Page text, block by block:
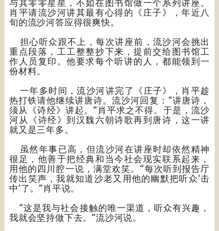
与其零零星星，不如在图书馆做一个系列讲座。
肖平请流沙河讲其最有心得的《庄子》，年近八
旬的流沙河答应得很爽快。
担心听众跟不上，每次讲座前，流沙河会挑出
重点段落，工工整整抄下来，提前交给图书馆工
作人员复印。他要求每个听讲的人，都能领到一
份材料。
一年多时间，流沙河讲完了《庄子》，肖平趁
热打铁请他继续讲唐诗。流沙河回复：“讲唐诗，
须从《诗经》讲起。”肖平求之不得。于是，流沙
河从《诗经》到汉魏六朝诗歌再到唐诗，这一讲
就又是三年多。
虽然年事已高，但流沙河在讲座时却依然精神
很足，他善于把经典和当今社会现实联系起来，
用他的四川腔一说，满堂欢笑。“每次听到报告厅
传出笑声，我就知道沙老又用他的幽默把听众‘击
中’了。”肖平说。
“这是我与社会接触的唯一渠道，听众有兴趣，
我就会坚持做下去。”流沙河说。